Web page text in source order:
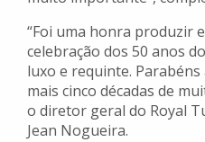
“Foi uma honra produzir
celebração dos 50 anos
luxo e requinte.
mais cinco décadas de
o diretor geral do Royal
Jean Nogueira.